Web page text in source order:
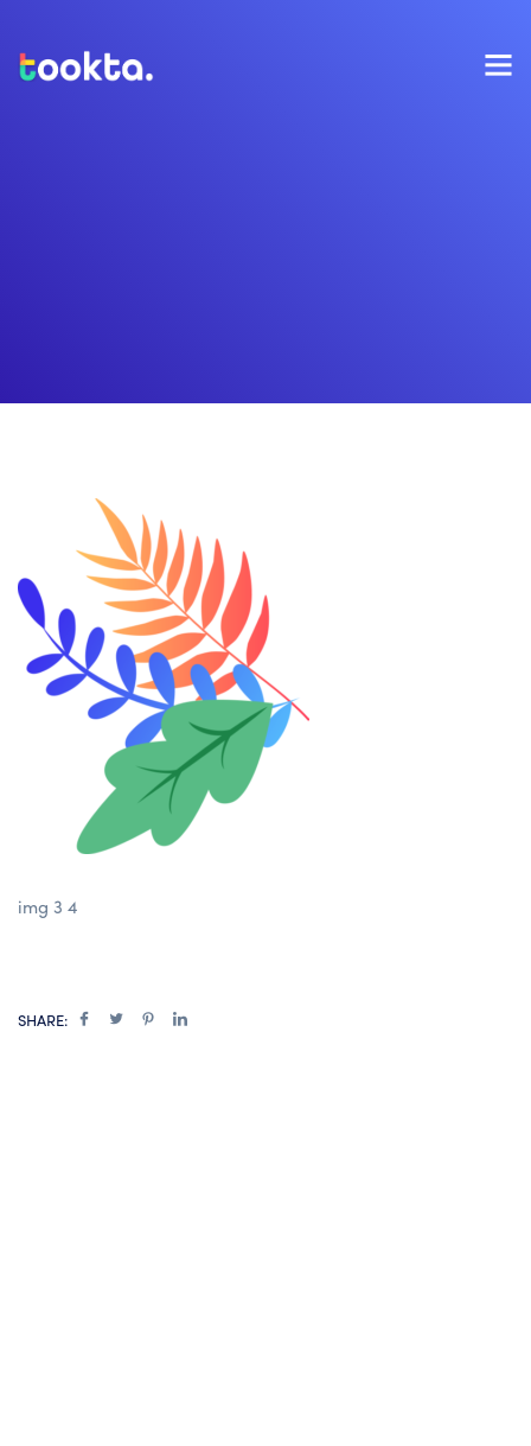
img 3 4
SHARE: